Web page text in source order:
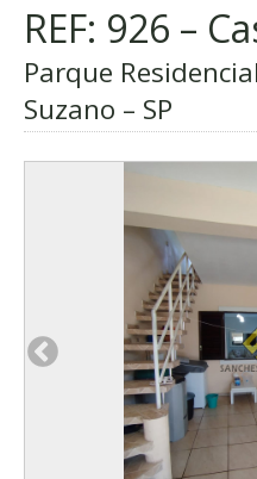
REF: 926 –
Parque
Suzano – SP